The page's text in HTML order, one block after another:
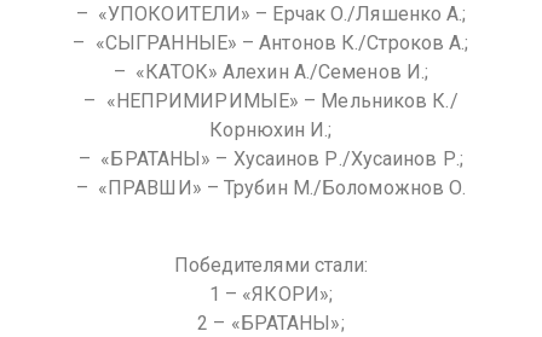
– ⁠ «УПОКОИТЕЛИ» – Ерчак О./Ляшенко А.;
– ⁠ «СЫГРАННЫЕ» – Антонов К./Строков А.;
– ⁠ «КАТОК» Алехин А./Семенов И.;
– ⁠ «НЕПРИМИРИМЫЕ» – Мельников К./
Корнюхин И.;
– ⁠ «БРАТАНЫ» – Хусаинов Р./Хусаинов Р.;
– ⁠ «ПРАВШИ» – Трубин М./Боломожнов О.
Победителями стали:
1 – «ЯКОРИ»;
2 – «БРАТАНЫ»;